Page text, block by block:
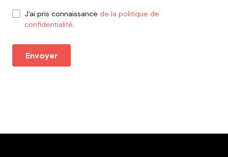
J'ai pris connaissance de la politique de
confidentialité
Envoyer